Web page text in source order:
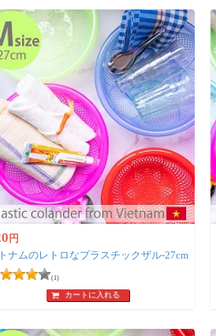
円
ナムのレトロなプラスチックザル-27cm
(1)
カートに入れる